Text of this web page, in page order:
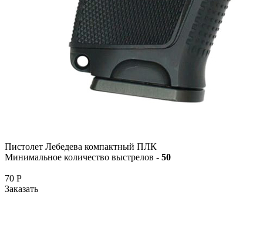
Пистолет Лебедева компактный ПЛК
Минимальное количество выстрелов - 50
70 Р
Заказать